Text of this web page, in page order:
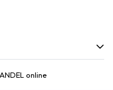
online